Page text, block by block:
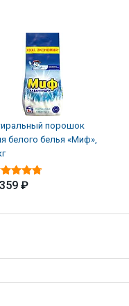
порошок
белого белья «Миф»,
₽